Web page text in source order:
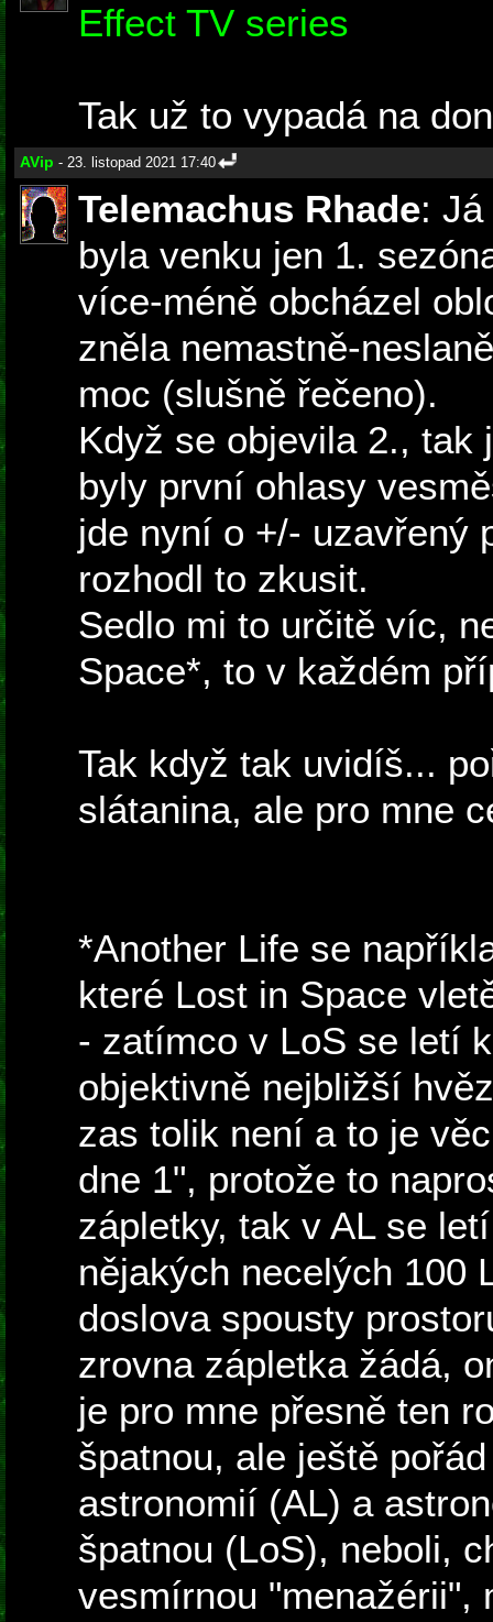
Effect TV series
Tak už to vypadá na
AVip - 23. listopad 2021 17:40
Telemachus Rhade:
byla venku jen 1.
více-méně obcházel
zněla nemastně-
moc (slušně řečeno).
Když se objevila 2., tak
byly první ohlasy
jde nyní o +/- uzavřený
rozhodl to zkusit.
Sedlo mi to určitě víc,
Space*, to v každém
Tak když tak uvidíš...
slátanina, ale pro mne
*Another Life se
které Lost in Space
- zatímco v LoS se letí
objektivně nejbližší
zas tolik není a to je
dne 1", protože to
zápletky, tak v AL se
nějakých necelých 100
doslova spousty
zrovna zápletka žádá,
je pro mne přesně ten
špatnou, ale ještě
astronomií (AL) a
špatnou (LoS), neboli,
vesmírnou "menažérii",